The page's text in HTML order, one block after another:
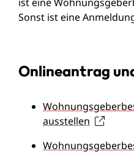
Sonst ist eine
Onlineantrag
ausstellen